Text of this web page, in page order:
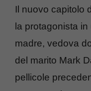
Il nuovo capitolo
la protagonista
madre, vedova
del marito Mark
pellicole